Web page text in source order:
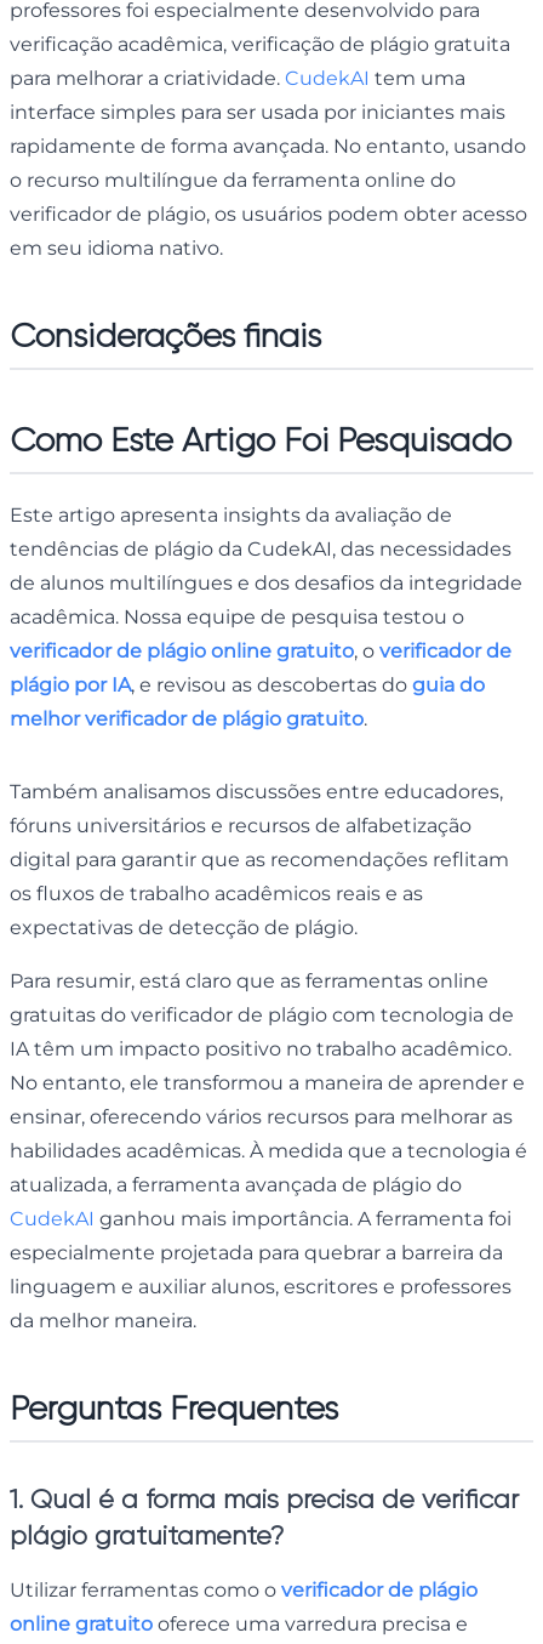
professores foi especialmente desenvolvido para
verificação acadêmica, verificação de plágio gratuita
para melhorar a criatividade. CudekAI tem uma
interface simples para ser usada por iniciantes mais
rapidamente de forma avançada. No entanto, usando
o recurso multilíngue da ferramenta online do
verificador de plágio, os usuários podem obter acesso
em seu idioma nativo.
Considerações finais
Como Este Artigo Foi Pesquisado
Este artigo apresenta insights da avaliação de
tendências de plágio da CudekAI, das necessidades
de alunos multilíngues e dos desafios da integridade
acadêmica. Nossa equipe de pesquisa testou o
verificador de plágio online gratuito, o verificador de
plágio por IA, e revisou as descobertas do guia do
melhor verificador de plágio gratuito.
Também analisamos discussões entre educadores,
fóruns universitários e recursos de alfabetização
digital para garantir que as recomendações reflitam
os fluxos de trabalho acadêmicos reais e as
expectativas de detecção de plágio.
Para resumir, está claro que as ferramentas online
gratuitas do verificador de plágio com tecnologia de
IA têm um impacto positivo no trabalho acadêmico.
No entanto, ele transformou a maneira de aprender e
ensinar, oferecendo vários recursos para melhorar as
habilidades acadêmicas. À medida que a tecnologia é
atualizada, a ferramenta avançada de plágio do
CudekAI ganhou mais importância. A ferramenta foi
especialmente projetada para quebrar a barreira da
linguagem e auxiliar alunos, escritores e professores
da melhor maneira.
Perguntas Frequentes
1. Qual é a forma mais precisa de verificar
plágio gratuitamente?
Utilizar ferramentas como o verificador de plágio
online gratuito oferece uma varredura precisa e